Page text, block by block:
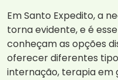
Em Santo Expedito, a
torna evidente, e é
conheçam as opções
oferecer diferentes
internação, terapia em